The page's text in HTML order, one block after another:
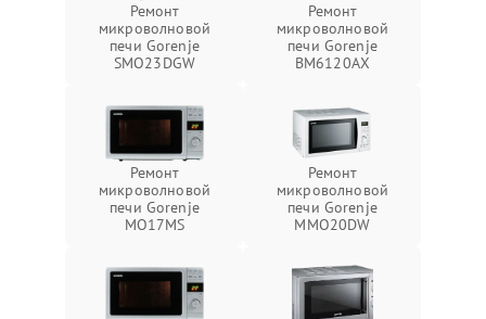
Ремонт
микроволновой
печи Gorenje
SMO23DGW
Ремонт
микроволновой
печи Gorenje
BM6120AX
Ремонт
микроволновой
печи Gorenje
MO17MS
Ремонт
микроволновой
печи Gorenje
MMO20DW